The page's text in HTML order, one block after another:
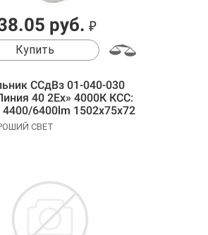
руб. ₽
Купить
ССдВз 01-040-030
40 2Ех» 4000К КСС:
4400/6400lm 1502х75х72
СВЕТ